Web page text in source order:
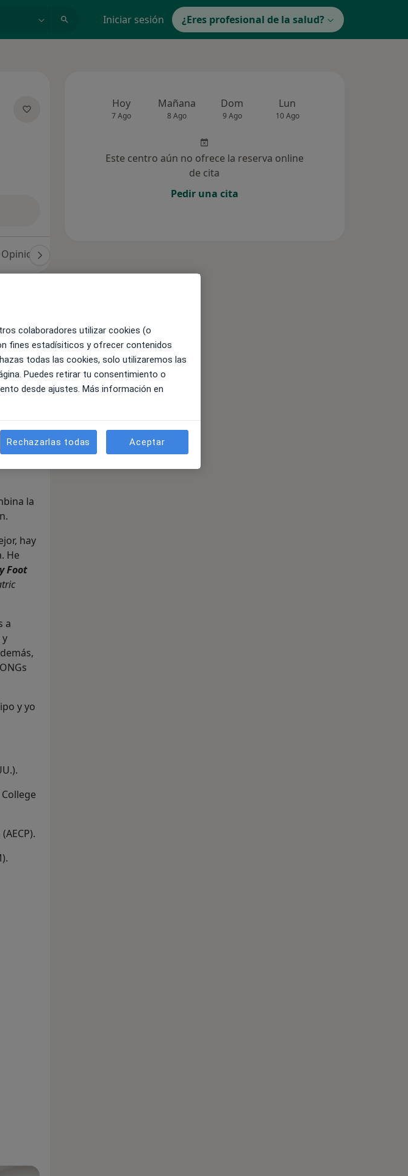
Iniciar sesión ¿Eres profesional de la salud?
Opiniones (377)
en
la
hay
He
Foot
a
y
y yo
Hoy
7 Ago
Mañana
8 Ago
Dom
9 Ago
Lun
10 Ago
Este centro aún no ofrece la reserva online
de cita
Pedir una cita
colaboradores utilizar cookies (o
fines estadísiticos y ofrecer contenidos
todas las cookies, solo utilizaremos las
Puedes retirar tu consentimiento o
desde ajustes. Más información en
Rechazarlas todas Aceptar